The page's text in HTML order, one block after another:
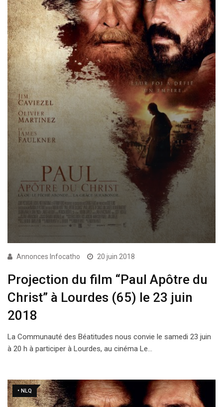
Annonces Infocatho 20 juin 2018
Projection du film “Paul Apôtre du
Christ” à Lourdes (65) le 23 juin
2018
La Communauté des Béatitudes nous convie le samedi 23 juin
à 20 h à participer à Lourdes, au cinéma Le…
• NLQ